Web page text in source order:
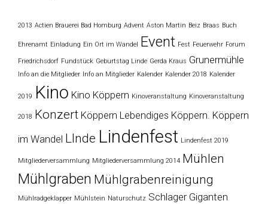
2013 Actien Brauerei Bad Homburg Advent Aston Martin Beiz Braas Buch
Ehrenamt Einladung Ein Ort im Wandel Event Fest Feuerwehr Forum
Friedrichsdorf Fundstück Geburtstag Linde Gerda Kraus Grunermühle
Info an die Mitglieder Info an Mitglieder Kalender Kalender 2018 Kalender
2019 Kino Kino Köppern Kinoveranstaltung Kinoveranstaltung
2018 Konzert Köppern Lebendiges Köppern. Köppern
im Wandel LInde Lindenfest Lindenfest 2019
Mitgliederversammlung Mitgliederversammlung 2014 Mühlen
Mühlgraben Mühlgrabenreinigung
Mühlradgeklapper Mühlstein Naturschutz Schlager Giganten